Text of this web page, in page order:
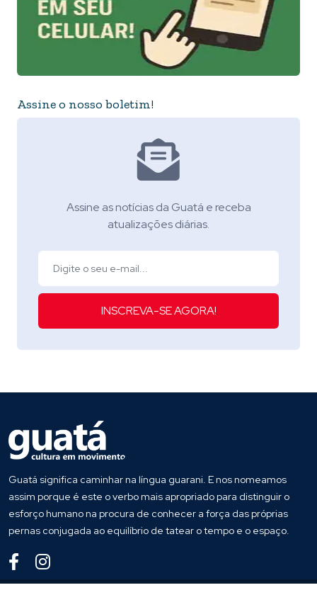
Assine o nosso boletim!
Assine as notícias da Guatá e receba
atualizações diárias.
INSCREVA-SE AGORA!
Guatá significa caminhar na língua guarani. E nos nomeamos
assim porque é este o verbo mais apropriado para distinguir o
esforço humano na procura de conhecer a força das próprias
pernas conjugada ao equilíbrio de tatear o tempo e o espaço.